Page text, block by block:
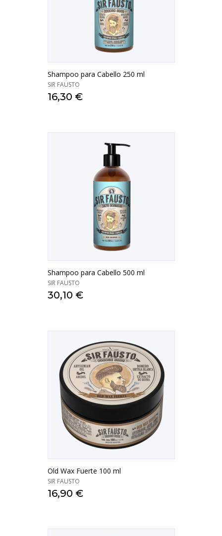
Shampoo para Cabello 250 ml
SIR FAUSTO
16,30 €
Shampoo para Cabello 500 ml
SIR FAUSTO
30,10 €
Old Wax Fuerte 100 ml
SIR FAUSTO
16,90 €